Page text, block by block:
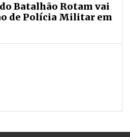
Batalhão Rotam vai
de Polícia Militar em